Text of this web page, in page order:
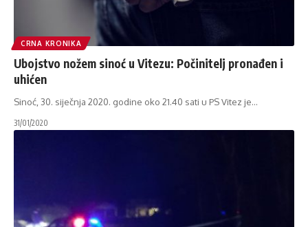
CRNA KRONIKA
Ubojstvo nožem sinoć u Vitezu: Počinitelj pronađen i
uhićen
Sinoć, 30. siječnja 2020. godine oko 21.40 sati u PS Vitez je…
31/01/2020